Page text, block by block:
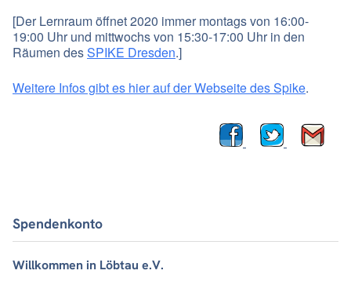
[Der Lernraum öffnet 2020 immer montags von 16:00-
19:00 Uhr und mittwochs von 15:30-17:00 Uhr in den
Räumen desSPIKE Dresden.]
Weitere Infos gibt es hier auf der Webseite des Spike.
Spendenkonto
Willkommen in Löbtau e.V.